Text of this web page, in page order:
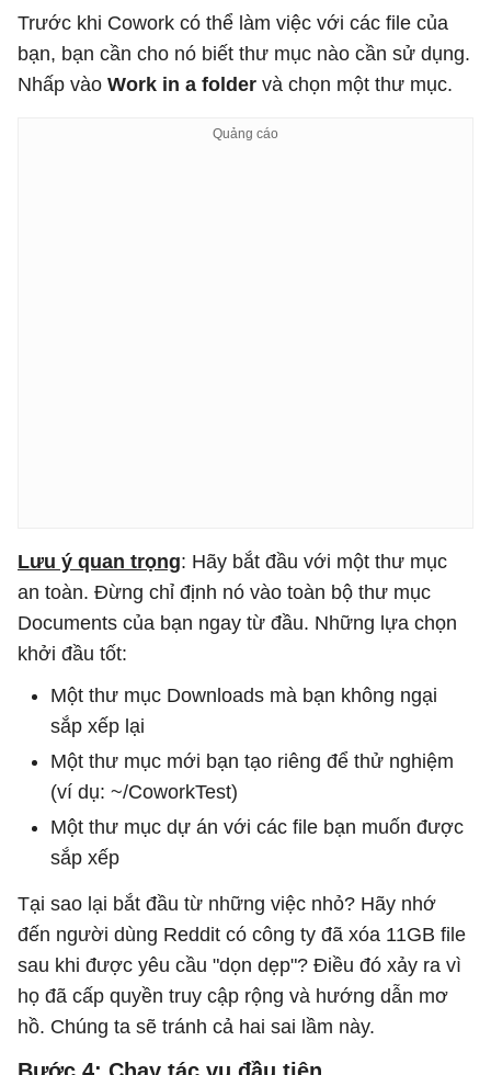
Trước khi Cowork có thể làm việc với các file của
bạn, bạn cần cho nó biết thư mục nào cần sử dụng.
Nhấp vào Work in a folder và chọn một thư mục.
Lưu ý quan trọng: Hãy bắt đầu với một thư mục
an toàn. Đừng chỉ định nó vào toàn bộ thư mục
Documents của bạn ngay từ đầu. Những lựa chọn
khởi đầu tốt:
Một thư mục Downloads mà bạn không ngại
sắp xếp lại
Một thư mục mới bạn tạo riêng để thử nghiệm
(ví dụ: ~/CoworkTest)
Một thư mục dự án với các file bạn muốn được
sắp xếp
Tại sao lại bắt đầu từ những việc nhỏ? Hãy nhớ
đến người dùng Reddit có công ty đã xóa 11GB file
sau khi được yêu cầu "dọn dẹp"? Điều đó xảy ra vì
họ đã cấp quyền truy cập rộng và hướng dẫn mơ
hồ. Chúng ta sẽ tránh cả hai sai lầm này.